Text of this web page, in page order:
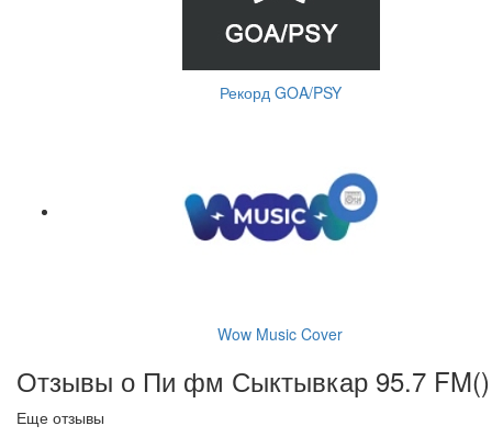
Рекорд GOA/PSY
Wow Music Cover
Отзывы о Пи фм Сыктывкар 95.7 FM()
Еще отзывы